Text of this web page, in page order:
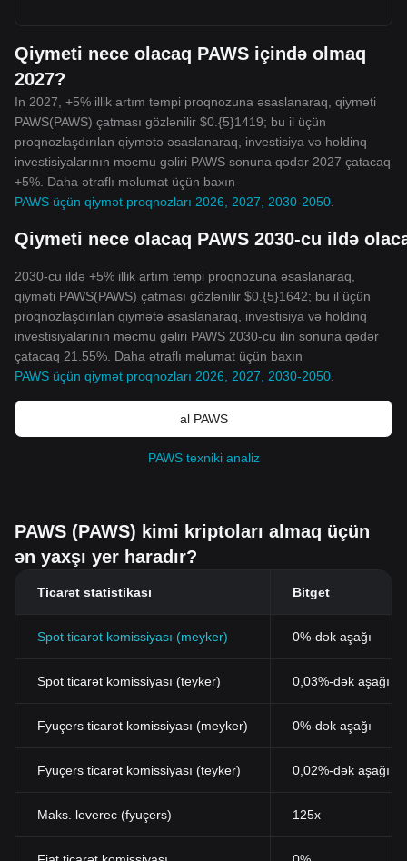
Qiymeti nece olacaq PAWS içində olmaq
2027?
In 2027, +5% illik artım tempi proqnozuna əsaslanaraq, qiyməti
PAWS(PAWS) çatması gözlənilir $0.{5}1419; bu il üçün
proqnozlaşdırılan qiymətə əsaslanaraq, investisiya və holdinq
investisiyalarının məcmu gəliri PAWS sonuna qədər 2027 çatacaq
+5%. Daha ətraflı məlumat üçün baxın
PAWS üçün qiymət proqnozları 2026, 2027, 2030-2050
Qiymeti nece olacaq PAWS 2030-cu ildə
2030-cu ildə +5% illik artım tempi proqnozuna əsaslanaraq,
qiyməti PAWS(PAWS) çatması gözlənilir $0.{5}1642; bu il üçün
proqnozlaşdırılan qiymətə əsaslanaraq, investisiya və holdinq
investisiyalarının məcmu gəliri PAWS 2030-cu ilin sonuna qədər
çatacaq 21.55%. Daha ətraflı məlumat üçün baxın
PAWS üçün qiymət proqnozları 2026, 2027, 2030-2050
al PAWS
PAWS texniki analiz
PAWS (PAWS) kimi kriptoları almaq üçün
ən yaxşı yer haradır?
Ticarət statistikası Bitget
Spot ticarət komissiyası (meyker) 0%-dək aşağı
Spot ticarət komissiyası (teyker) 0,03%-dək aşağı
Fyuçers ticarət komissiyası (meyker) 0%-dək aşağı
Fyuçers ticarət komissiyası (teyker) 0,02%-dək aşağı
Maks. leverec (fyuçers) 125x